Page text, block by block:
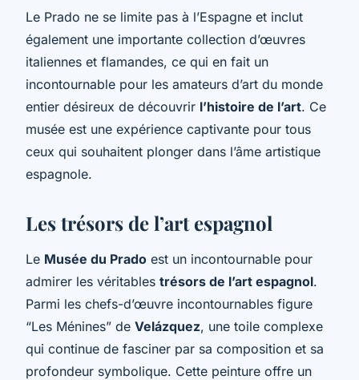
Le Prado ne se limite pas à l’Espagne et inclut
également une importante collection d’œuvres
italiennes et flamandes, ce qui en fait un
incontournable pour les amateurs d’art du monde
entier désireux de découvrir l’histoire de l’art. Ce
musée est une expérience captivante pour tous
ceux qui souhaitent plonger dans l’âme artistique
espagnole.
Les trésors de l’art espagnol
Le Musée du Prado est un incontournable pour
admirer les véritables trésors de l’art espagnol.
Parmi les chefs-d’œuvre incontournables figure
“Les Ménines” de Velázquez, une toile complexe
qui continue de fasciner par sa composition et sa
profondeur symbolique. Cette peinture offre un